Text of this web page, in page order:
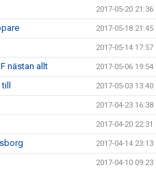
2017-05-20 21:36
2017-05-18 21:45
2017-05-14 17:57
nästan allt 2017-05-06 19:54
2017-05-03 13:40
2017-04-23 16:38
2017-04-20 22:31
2017-04-14 23:13
2017-04-10 09:23